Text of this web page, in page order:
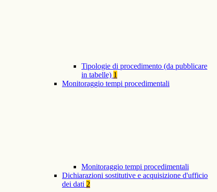
Tipologie di procedimento (da pubblicare
in tabelle) 1
Monitoraggio tempi procedimentali
Monitoraggio tempi procedimentali
Dichiarazioni sostitutive e acquisizione d'ufficio
dei dati 2